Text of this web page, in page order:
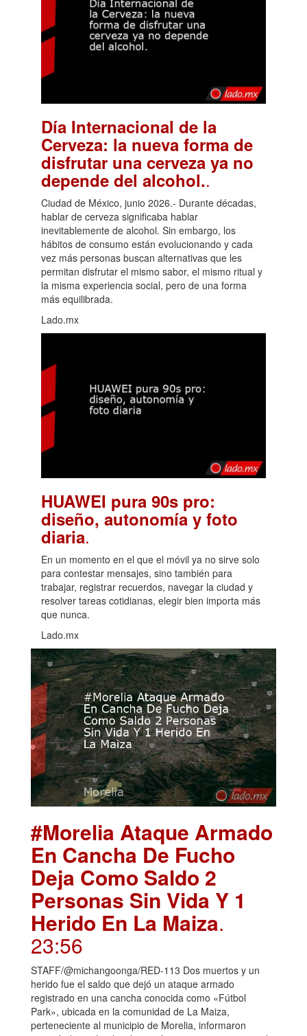
Día Internacional de la
Cerveza: la nueva forma de
disfrutar una cerveza ya no
depende del alcohol..
Ciudad de México, junio 2026.- Durante décadas,
hablar de cerveza significaba hablar
inevitablemente de alcohol. Sin embargo, los
hábitos de consumo están evolucionando y cada
vez más personas buscan alternativas que les
permitan disfrutar el mismo sabor, el mismo ritual y
la misma experiencia social, pero de una forma
más equilibrada.
Lado.mx
HUAWEI pura 90s pro:
diseño, autonomía y foto
diaria.
En un momento en el que el móvil ya no sirve solo
para contestar mensajes, sino también para
trabajar, registrar recuerdos, navegar la ciudad y
resolver tareas cotidianas, elegir bien importa más
que nunca.
Lado.mx
#Morelia Ataque Armado
En Cancha De Fucho
Deja Como Saldo 2
Personas Sin Vida Y 1
Herido En La Maiza.
23:56
STAFF/@michangoonga/RED-113 Dos muertos y un
herido fue el saldo que dejó un ataque armado
registrado en una cancha conocida como «Fútbol
Park», ubicada en la comunidad de La Maiza,
perteneciente al municipio de Morelia, informaron